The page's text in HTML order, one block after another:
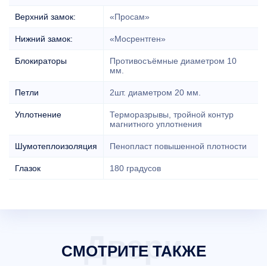
Верхний замок: «Просам»
Нижний замок: «Мосрентген»
Блокираторы
Противосъёмные диаметром 10
мм.
Петли 2шт. диаметром 20 мм.
Уплотнение
Терморазрывы, тройной контур
магнитного уплотнения
Шумотеплоизоляция Пенопласт повышенной плотности
Глазок 180 градусов
СМОТРИТЕ ТАКЖЕ